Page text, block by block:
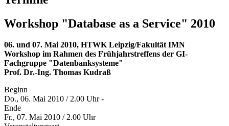
Workshop "Database as a Service" 2010
06. und 07. Mai 2010, HTWK Leipzig/Fakultät IMN
Workshop im Rahmen des Frühjahrstreffens der GI-
Fachgruppe "Datenbanksysteme"
Prof. Dr.-Ing. Thomas Kudraß
Beginn
Do., 06. Mai 2010 / 2.00 Uhr -
Ende
Fr., 07. Mai 2010 / 2.00 Uhr